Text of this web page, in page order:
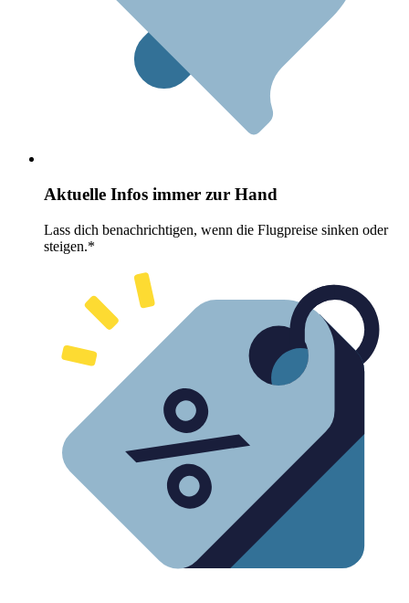
Aktuelle Infos immer zur Hand
Lass dich benachrichtigen, wenn die Flugpreise sinken oder
steigen.*